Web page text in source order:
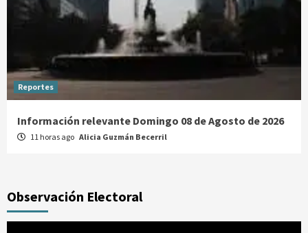
Reportes
Información relevante Domingo 08 de Agosto de 2026
11 horas ago Alicia Guzmán Becerril
Observación Electoral